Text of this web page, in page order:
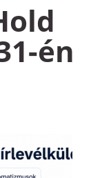
én